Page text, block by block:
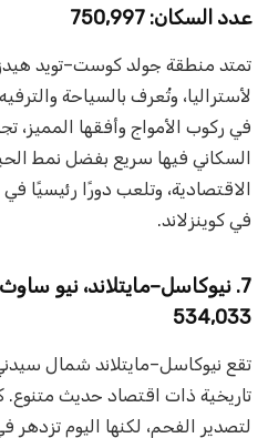
عدد السكان: 750,997
تمتد منطقة جولد كوست–تويد
لأستراليا، وتُعرف بالسياحة
في ركوب الأمواج وأفقها المميز،
السكاني فيها سريع بفضل نمط
الاقتصادية، وتلعب دورًا رئيسيًا
في كوينزلاند.
7. نيوكاسل–مايتلاند، نيو
534,033
تقع نيوكاسل–مايتلاند شمال
تاريخية ذات اقتصاد حديث متنوع.
لتصدير الفحم، لكنها اليوم